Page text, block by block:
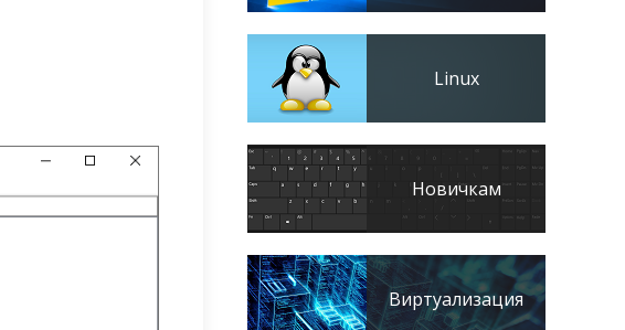
Linux
Новичкам
Виртуализация